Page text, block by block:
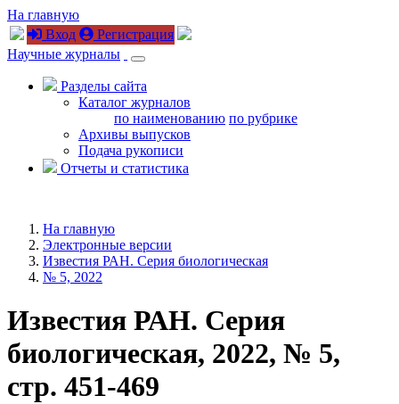
На главную
Вход
Регистрация
Научные журналы
Разделы сайта
Каталог журналов
по наименованию по рубрике
Архивы выпусков
Подача рукописи
Отчеты и статистика
На главную
Электронные версии
Известия РАН. Серия биологическая
№ 5, 2022
Известия РАН. Серия
биологическая, 2022, № 5,
стр. 451-469